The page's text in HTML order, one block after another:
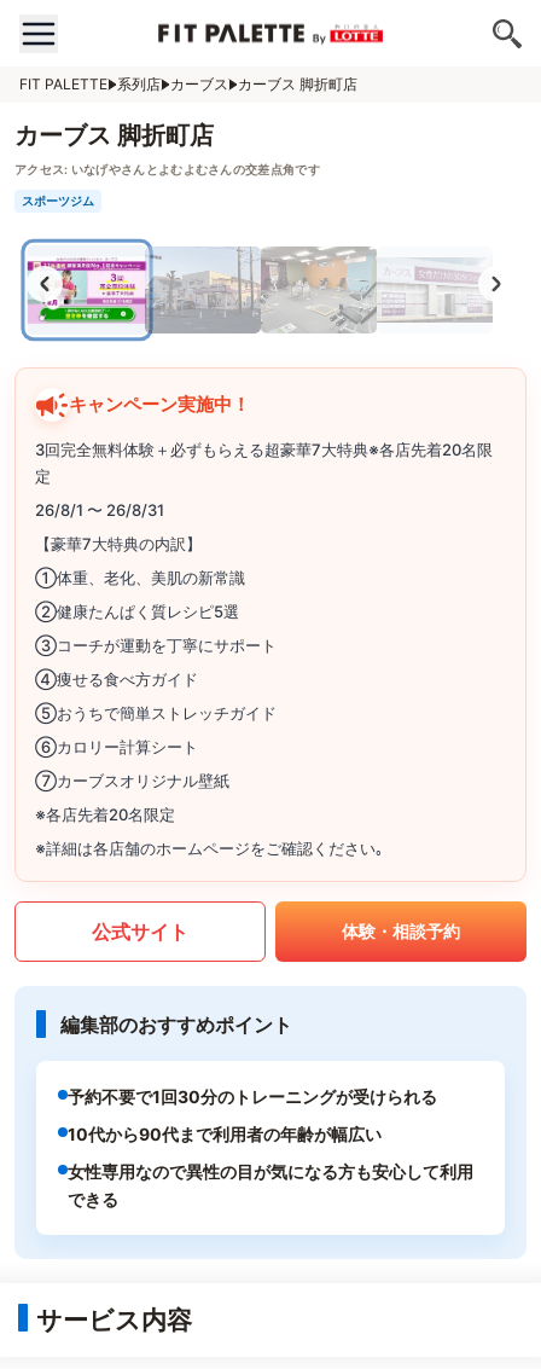
FIT PALETTE 系列店 カーブス カーブス 脚折町店
カーブス 脚折町店
アクセス: いなげやさんとよむよむさんの交差点角です
スポーツジム
キャンペーン実施中！
3回完全無料体験＋必ずもらえる超豪華7大特典※各店先着20名限
定
26/8/1 〜 26/8/31
【豪華7大特典の内訳】
①体重、老化、美肌の新常識
②健康たんぱく質レシピ5選
③コーチが運動を丁寧にサポート
④痩せる食べ方ガイド
⑤おうちで簡単ストレッチガイド
⑥カロリー計算シート
⑦カーブスオリジナル壁紙
※各店先着20名限定
※詳細は各店舗のホームページをご確認ください｡
公式サイト 体験・相談予約
編集部のおすすめポイント
予約不要で1回30分のトレーニングが受けられる
10代から90代まで利用者の年齢が幅広い
女性専用なので異性の目が気になる方も安心して利用
できる
サービス内容